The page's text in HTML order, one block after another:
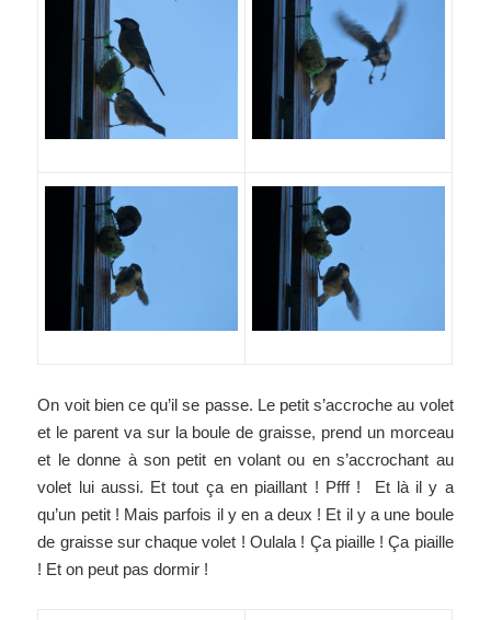
On voit bien ce qu’il se passe. Le petit s’accroche au volet
et le parent va sur la boule de graisse, prend un morceau
et le donne à son petit en volant ou en s’accrochant au
volet lui aussi. Et tout ça en piaillant ! Pfff ! Et là il y a
qu’un petit ! Mais parfois il y en a deux ! Et il y a une boule
de graisse sur chaque volet ! Oulala ! Ça piaille ! Ça piaille
! Et on peut pas dormir !